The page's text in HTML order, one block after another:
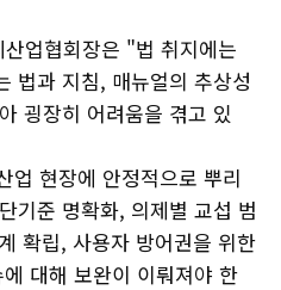
업협회장은 "법 취지에는
법과 지침, 매뉴얼의 추상성
굉장히 어려움을 겪고 있
업 현장에 안정적으로 뿌리
기준 명확화, 의제별 교섭 범
확립, 사용자 방어권을 위한
대해 보완이 이뤄져야 한